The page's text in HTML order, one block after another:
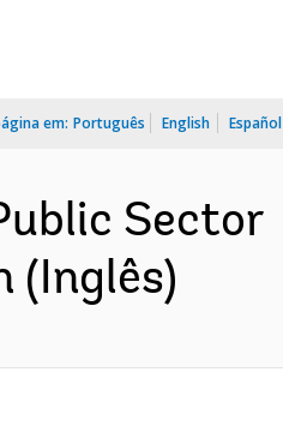
em: Português English Español
Sector
(Inglês)